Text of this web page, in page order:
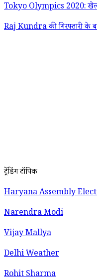
Tokyo Olympics 2020:
Raj Kundra की गिरफ्तारी के
ट्रेंडिंग टॉपिक
Haryana Assembly
Narendra Modi
Vijay Mallya
Delhi Weather
Rohit Sharma